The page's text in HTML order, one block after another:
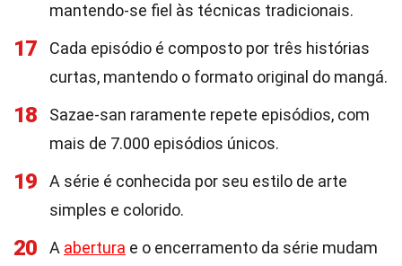
mantendo-se fiel às técnicas tradicionais.
17
Cada episódio é composto por três histórias
curtas, mantendo o formato original do mangá.
18
Sazae-san raramente repete episódios, com
mais de 7.000 episódios únicos.
19
A série é conhecida por seu estilo de arte
simples e colorido.
20 A abertura e o encerramento da série mudam